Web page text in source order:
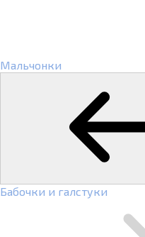
Мальчонки
Бабочки и галстуки